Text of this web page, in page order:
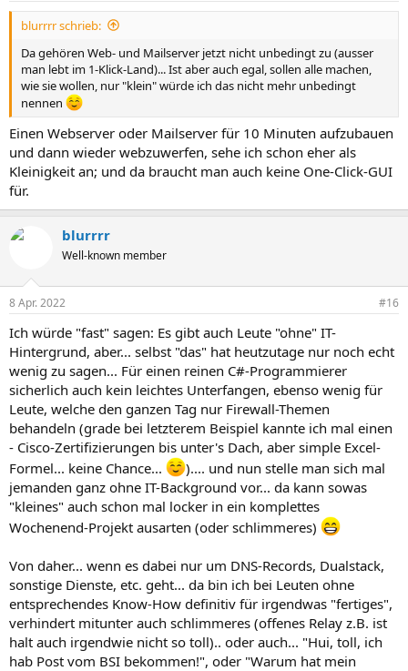
blurrrr schrieb:
Da gehören Web- und Mailserver jetzt nicht unbedingt zu (ausser
man lebt im 1-Klick-Land)... Ist aber auch egal, sollen alle machen,
wie sie wollen, nur "klein" würde ich das nicht mehr unbedingt
nennen
Einen Webserver oder Mailserver für 10 Minuten aufzubauen
und dann wieder webzuwerfen, sehe ich schon eher als
Kleinigkeit an; und da braucht man auch keine One-Click-GUI
für.
blurrrr
Well-known member
8 Apr. 2022 #16
Ich würde "fast" sagen: Es gibt auch Leute "ohne" IT-
Hintergrund, aber... selbst "das" hat heutzutage nur noch echt
wenig zu sagen... Für einen reinen C#-Programmierer
sicherlich auch kein leichtes Unterfangen, ebenso wenig für
Leute, welche den ganzen Tag nur Firewall-Themen
behandeln (grade bei letzterem Beispiel kannte ich mal einen
- Cisco-Zertifizierungen bis unter's Dach, aber simple Excel-
Formel... keine Chance...
).... und nun stelle man sich mal
jemanden ganz ohne IT-Background vor... da kann sowas
"kleines" auch schon mal locker in ein komplettes
Wochenend-Projekt ausarten (oder schlimmeres)
Von daher... wenn es dabei nur um DNS-Records, Dualstack,
sonstige Dienste, etc. geht... da bin ich bei Leuten ohne
entsprechendes Know-How definitiv für irgendwas "fertiges",
verhindert mitunter auch schlimmeres (offenes Relay z.B. ist
halt auch irgendwie nicht so toll).. oder auch... "Hui, toll, ich
hab Post vom BSI bekommen!", oder "Warum hat mein